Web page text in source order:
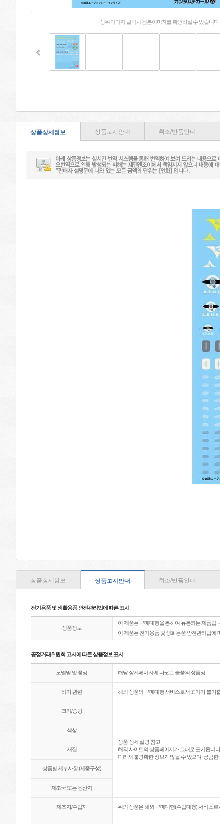
상위 이미지 클릭시 원본이미지를 확인하실 수 있습니다
상품상세정보 상품고시안내 취소/반품안내
상품상세정보 상품고시안내 취소/반품안내
전기용품 및 생활용품 안전관리법에 따른 표시
상품정보
이 제품은 구매대행을 통하여 유통되는 제품입
이 제품은 전기용품 및 생화용품 안전관리법에
공정거래위원회 고시에 따른 상품정보 표시
모델명 및 품명 해당 상세페이지에 나오는 물품의 상품명
허가 관련 해외 상품의 구매대행 서비스로서 표기가 불가
크기/중량
상품 상세 설명 참고
해외 사이트의 상품페이지가 그대로 표기됩니
따라서 불명확한 정보가 많을 수 있으며, 궁금
색상
재질
상품별 세부사항 (제품구성)
제조국 또는 원산지
제조자/수입자 위의 상품은 해외 구매대행(수입대행) 서비스로